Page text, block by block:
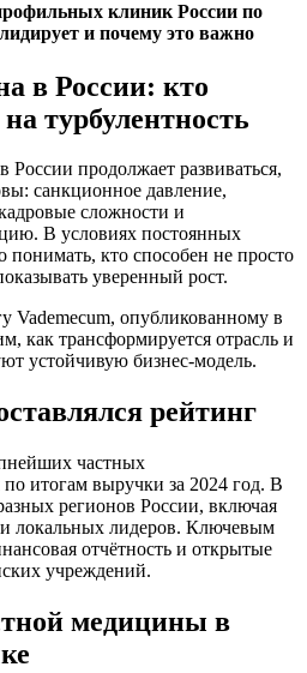
клиник России по
и почему это важно
в России: кто
турбулентность
продолжает развиваться,
санкционное давление,
сложности и
В условиях постоянных
кто способен не просто
уверенный рост.
Vademecum, опубликованному в
как трансформируется отрасль и
устойчивую бизнес-модель.
рейтинг
частных
итогам выручки за 2024 год. В
регионов России, включая
и локальных лидеров. Ключевым
отчётность и открытые
учреждений.
медицины в